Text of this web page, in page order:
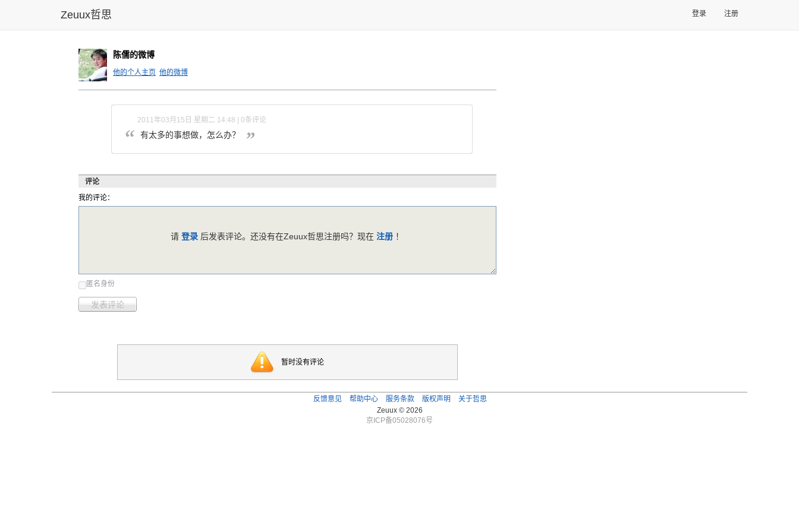
Zeuux哲思 登录 注册
陈儒的微博
他的个人主页 他的微博
2011年03月15日 星期二 14:48 | 0条评论
有太多的事想做，怎么办？
评论
我的评论：
匿名身份
发表评论
请登录 后发表评论。还没有在Zeuux哲思注册吗？现在注册 ！
暂时没有评论
反馈意见 帮助中心 服务条款 版权声明
关于哲思
Zeuux © 2026
京ICP备05028076号